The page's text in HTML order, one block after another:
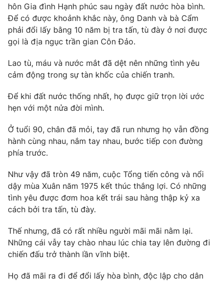
THỜI BÁO VTV
Theo dõi báo trên
Cơ quan chủ quản: Đài Truyền hình Việt Nam
Giấy phép hoạt động báo in và báo điện tử số 483/GP-BTTTT
cấp ngày 29/12/2023
Tổng Biên tập: Vũ Thanh Thủy
Phó Tổng Biên tập: Nguyễn Thị Mỹ Hạnh, Phạm Quốc Thắng,
Nguyễn Trọng Ninh
Ðiện thoại Thời báo VTV:024.66 897 897
Email:toasoan@vtv.vn
Liên hệ quảng cáo:
024-7300.7108
hôn Gia đình Hạnh phúc sau ngày đất nước hòa bình.
Để có được khoảnh khắc này, ông Danh và bà Cẩm
phải đổi lấy bằng 10 năm bị tra tấn, tù đày ở nơi được
gọi là địa ngục trần gian Côn Đảo.
Lao tù, máu và nước mắt đã dệt nên những tình yêu
cảm động trong sự tàn khốc của chiến tranh.
Để khi đất nước thống nhất, họ được giữ trọn lời ước
hẹn với một nửa đời mình.
Ở tuổi 90, chân đã mỏi, tay đã run nhưng họ vẫn đồng
hành cùng nhau, nắm tay nhau, bước tiếp con đường
phía trước.
Như vậy đã tròn 49 năm, cuộc Tổng tiến công và nổi
dậy mùa Xuân năm 1975 kết thúc thắng lợi. Có những
tình yêu được đơm hoa kết trái sau hàng thập kỷ xa
cách bởi tra tấn, tù đày.
Thế nhưng, đã có rất nhiều người mãi mãi nằm lại.
Những cái vẫy tay chào nhau lúc chia tay lên đường đi
chiến đấu trở thành lần vĩnh biệt.
Họ đã mãi ra đi để đổi lấy hòa bình, độc lập cho dân